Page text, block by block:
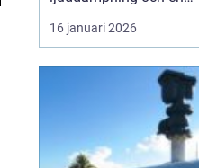
ombonad känsla som få
andra golv gör. I
bor i lägenhet med
lyhörda golv och hårda
ytskikt, har intresset
16 januari 2026